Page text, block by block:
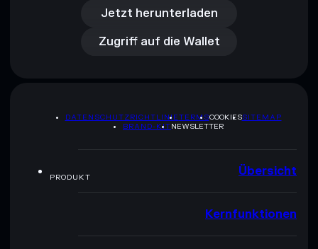
Jetzt herunterladen
Zugriff auf die Wallet
Zugriff auf die Wallet
DATENSCHUTZRICHTLINIETERMSCOOKIESSITEMAP
BRAND-KITNEWSLETTER
PRODUKT Übersicht
Kernfunktionen